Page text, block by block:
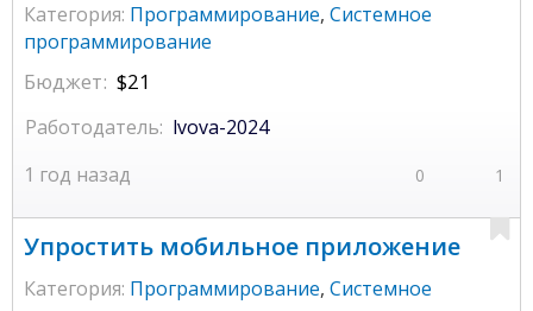
Категория: Программирование, Системное
программирование
Бюджет: $21
0 1
1 год назад
Работодатель: lvova-2024
Упростить мобильное приложение
Категория: Программирование, Системное